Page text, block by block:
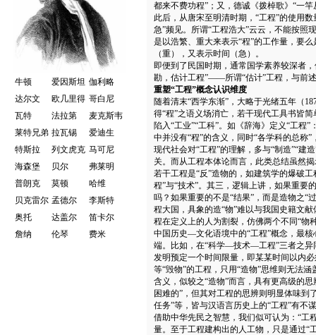
牛顿 爱因斯坦 伽利略
达尔文
欧几里得 哥白尼
瓦特
法拉第
麦克斯韦
莱特兄弟 拉瓦锡
爱迪生
特斯拉
列文虎克 马可尼
海森堡
贝尔
弗莱明
普朗克
莫顿
哈维
贝克雷尔 孟德尔
李斯特
奥托
达盖尔
笛卡尔
詹纳
伦琴 费米
都来不费功程”；又，德诚《拨棹歌》“一
此后，从唐宋至明清时期，“工程”的使用
急”频见。所谓“工程浩大”云云，不能按照
是以浩繁、重大来表示“程”的工作量，要
（重），又表示时间（急）。
即便到了民国时期，通常国学素养较深者
勘，估计工程”——所谓“估计”工程，与前
重塑“工程”概念认识维度
随着清末“西学东渐”，大略于光绪五年（
得“程”之语义场消亡，若干现代工具书皆
陷入“工业”“工科”。如《辞海》定义“工
中并没有“程”的含义，同时“各学科的总称”
现代社会对“工程”的理解，多与“制造”“建
关。而从工程本体论而言，此类总结虽然
若干工程是“反”造物的，如建筑学的爆破
程”与“技术”。其三，逻辑上讲，如果重要
吗？如果重要的不是“结果”，而是造物之“
程大国，具象的造“物”难以与我国史籍文
程在定义上的人为割裂，仿佛两个不同“物
中国历史—文化语境中的“工程”概念，最
端。比如，在“科学—技术—工程”三者之异
发明预定一个时间限量，即某某时间以内
等“毁物”的工程，只用“造物”思维则无法
含义，似较之“造物”而言，具有更高级的
困难的”，但其对工程的思辨则明显体味到
任务”等，皆与汉语言历史上的“工程”有不
借助中华先民之智慧，我们似可认为：“工
量。至于工程建构出的人工物，只是通过“